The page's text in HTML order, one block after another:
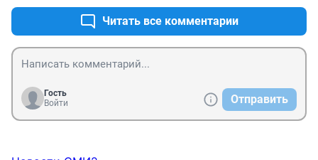
Читать все комментарии
Гость
Войти
Отправить